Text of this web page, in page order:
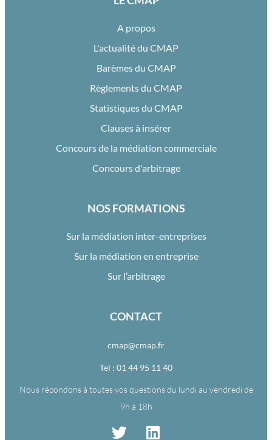
A propos
L'actualité du CMAP
Barèmes du CMAP
Règlements du CMAP
Statistiques du CMAP
Clauses à insérer
Concours de la médiation commerciale
Concours d'arbitrage
NOS FORMATIONS
Sur la médiation inter-entreprises
Sur la médiation en entreprise
Sur l’arbitrage
CONTACT
cmap@cmap.fr
Tel : 01 44 95 11 40
Nous répondons à toutes vos questions du lundi au vendredi de
9h à 18h